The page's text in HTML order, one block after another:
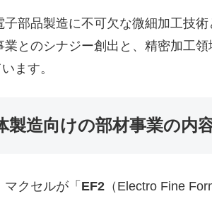
部品製造に不可欠な微細加工技
とのシナジー創出と、精密加工
ます。
製造向けの部材事業の内
クセルが「 EF2 （Electro Fine